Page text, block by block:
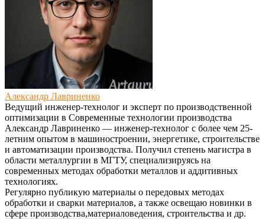
Александр Лавриненко
Ведущий инженер-технолог и эксперт по производственной
оптимизации в Современные технологии производства
Александр Лавриненко — инженер-технолог с более чем 25-
летним опытом в машиностроении, энергетике, строительстве
и автоматизации производства. Получил степень магистра в
области металлургии в МГТУ, специализируясь на
современных методах обработки металлов и аддитивных
технологиях.
Регулярно публикую материалы о передовых методах
обработки и сварки материалов, а также освещаю новинки в
сфере производства,материаловедения, строительства и др.